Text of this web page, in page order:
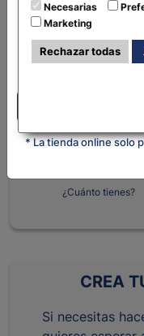
* La tienda online solo
Despliega y
¿Qué moneda tienes?
Cantidad en
¿Cuánto tienes?
CREA
Si necesitas
Necesarias
Marketing
Rechazar todas